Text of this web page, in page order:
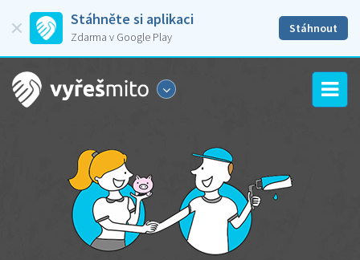
Stáhněte si aplikaci
Zdarma v Google Play
Stáhnout